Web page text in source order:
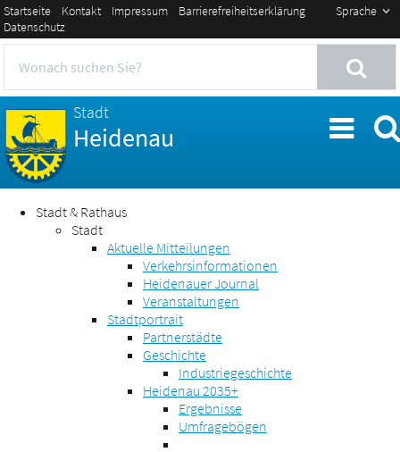
Sprache
Startseite Kontakt Impressum
Barrierefreiheitserklärung
Datenschutz
Stadt
Heidenau
Stadt & Rathaus
Stadt
Aktuelle Mitteilungen
Verkehrsinformationen
Heidenauer Journal
Veranstaltungen
Stadtportrait
Partnerstädte
Geschichte
Industriegeschichte
Heidenau 2035+
Ergebnisse
Umfragebögen